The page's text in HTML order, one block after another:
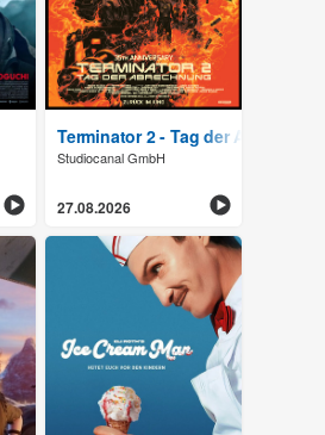
Terminator 2 - Tag der
Studiocanal GmbH
27.08.2026